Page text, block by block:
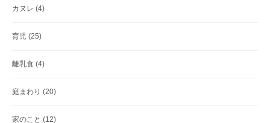
カヌレ (4)
育児 (25)
離乳食 (4)
庭まわり (20)
家のこと (12)